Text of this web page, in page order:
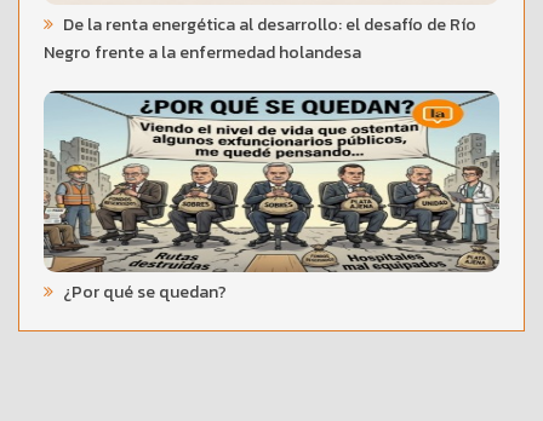
De la renta energética al desarrollo: el desafío de Río
Negro frente a la enfermedad holandesa
¿Por qué se quedan?